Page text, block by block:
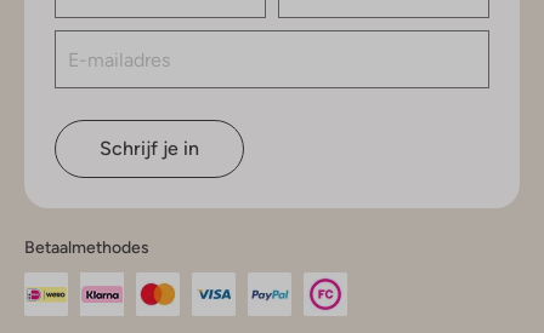
Schrijf je in
Betaalmethodes